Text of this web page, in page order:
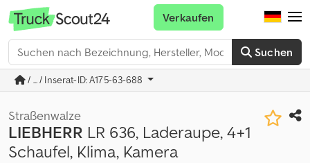
Suchen
Verkaufen
/ ... / Inserat-ID: A175-63-688
Straßenwalze
LIEBHERR LR 636, Laderaupe, 4+1
Schaufel, Klima, Kamera